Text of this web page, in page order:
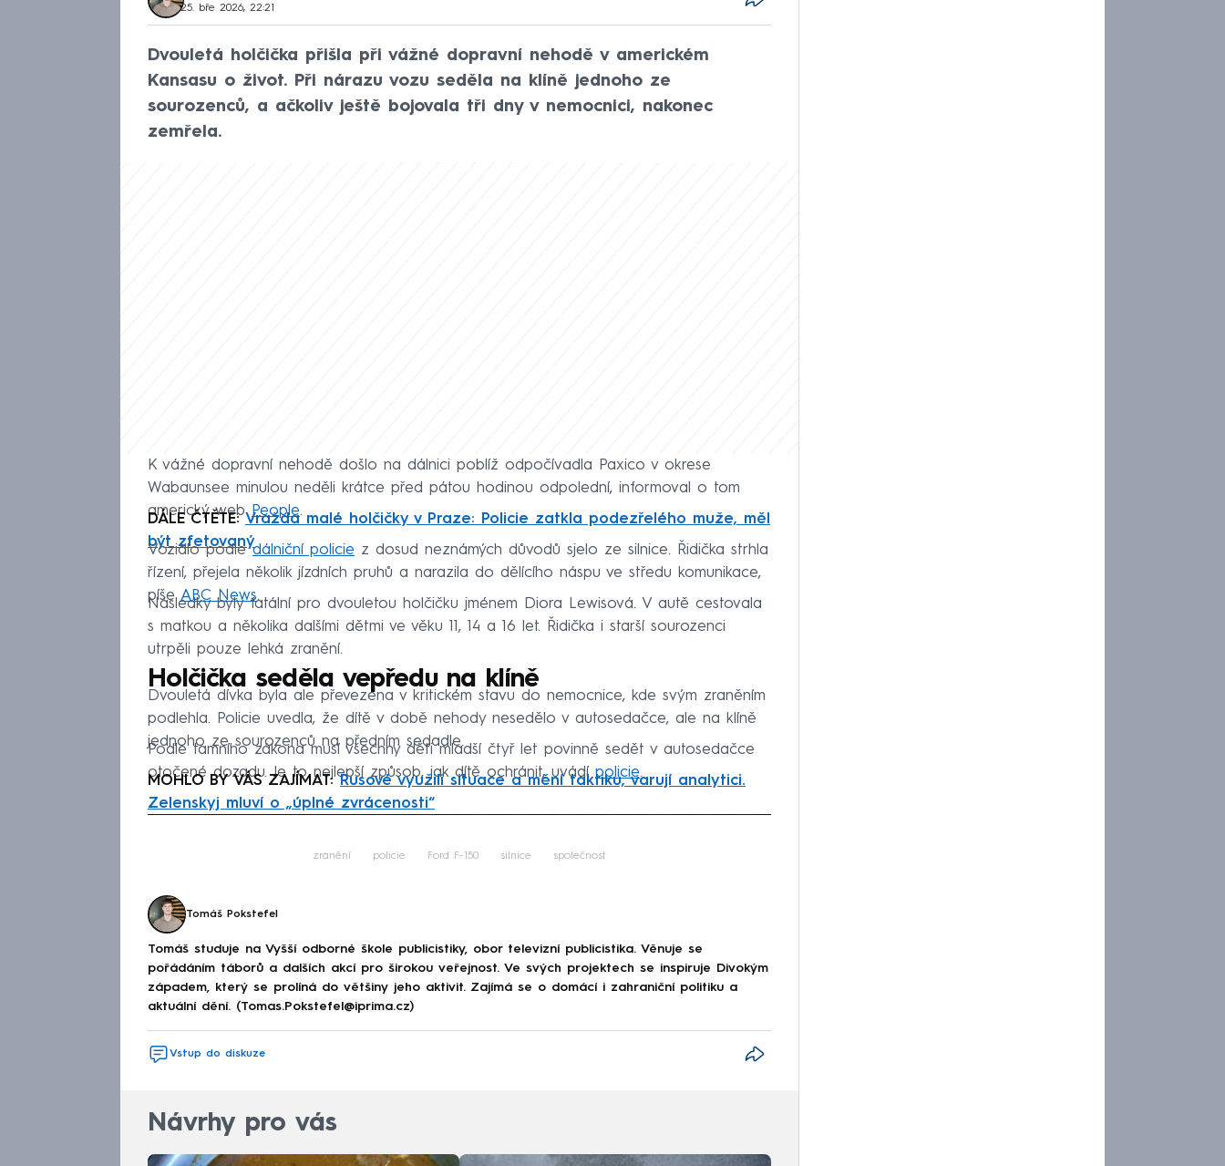
25. bře 2026, 22:21
Dvouletá holčička přišla při vážné dopravní nehodě v americkém
Kansasu o život. Při nárazu vozu seděla na klíně jednoho ze
sourozenců, a ačkoliv ještě bojovala tři dny v nemocnici, nakonec
zemřela.
K vážné dopravní nehodě došlo na dálnici poblíž odpočívadla Paxico v okrese
Wabaunsee minulou neděli krátce před pátou hodinou odpolední, informoval o tom
americký web People.
DÁLE ČTĚTE:Vražda malé holčičky v Praze: Policie zatkla podezřelého muže, měl
být zfetovaný
Vozidlo podledálniční policie z dosud neznámých důvodů sjelo ze silnice. Řidička strhla
řízení, přejela několik jízdních pruhů a narazila do dělícího náspu ve středu komunikace,
píše ABC News.
Následky byly fatální pro dvouletou holčičku jménem Diora Lewisová. V autě cestovala
s matkou a několika dalšími dětmi ve věku 11, 14 a 16 let. Řidička i starší sourozenci
utrpěli pouze lehká zranění.
Holčička seděla vepředu na klíně
Dvouletá dívka byla ale převezena v kritickém stavu do nemocnice, kde svým zraněním
podlehla. Policie uvedla, že dítě v době nehody nesedělo v autosedačce, ale na klíně
jednoho ze sourozenců na předním sedadle.
Podle tamního zákona musí všechny děti mladší čtyř let povinně sedět v autosedačce
otočené dozadu. Je to nejlepší způsob, jak dítě ochránit, uvádí policie.
MOHLO BY VÁS ZAJÍMAT:Rusové využili situace a mění taktiku, varují analytici.
Zelenskyj mluví o „úplné zvrácenosti“
zranění policie Ford F-150 silnice společnost
Tomáš Pokstefel
Tomáš studuje na Vyšší odborné škole publicistiky, obor televizní publicistika. Věnuje se
pořádáním táborů a dalších akcí pro širokou veřejnost. Ve svých projektech se inspiruje Divokým
západem, který se prolíná do většiny jeho aktivit. Zajímá se o domácí i zahraniční politiku a
aktuální dění. (Tomas.Pokstefel@iprima.cz)
Vstup do diskuze
Návrhy pro vás